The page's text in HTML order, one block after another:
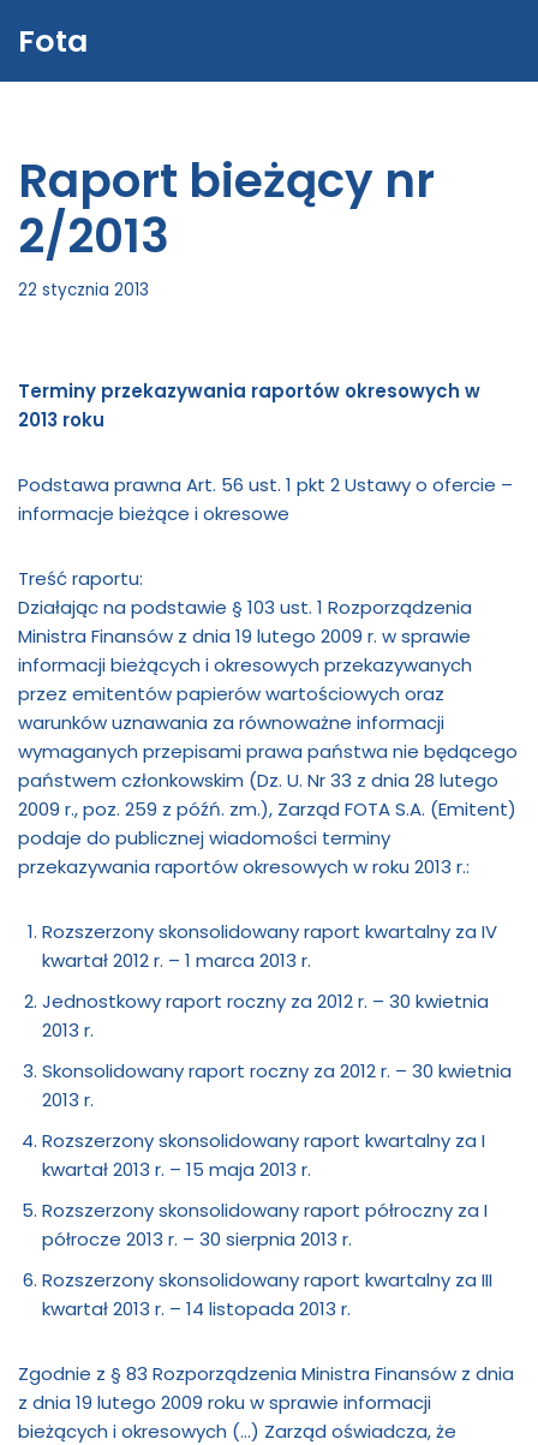
Fota
Raport bieżący nr
2/2013
22 stycznia 2013
Terminy przekazywania raportów okresowych w
2013 roku
Podstawa prawna Art. 56 ust. 1 pkt 2 Ustawy o ofercie –
informacje bieżące i okresowe
Treść raportu:
Działając na podstawie § 103 ust. 1 Rozporządzenia
Ministra Finansów z dnia 19 lutego 2009 r. w sprawie
informacji bieżących i okresowych przekazywanych
przez emitentów papierów wartościowych oraz
warunków uznawania za równoważne informacji
wymaganych przepisami prawa państwa nie będącego
państwem członkowskim (Dz. U. Nr 33 z dnia 28 lutego
2009 r., poz. 259 z późń. zm.), Zarząd FOTA S.A. (Emitent)
podaje do publicznej wiadomości terminy
przekazywania raportów okresowych w roku 2013 r.:
Rozszerzony skonsolidowany raport kwartalny za IV
kwartał 2012 r. – 1 marca 2013 r.
Jednostkowy raport roczny za 2012 r. – 30 kwietnia
2013 r.
Skonsolidowany raport roczny za 2012 r. – 30 kwietnia
2013 r.
Rozszerzony skonsolidowany raport kwartalny za I
kwartał 2013 r. – 15 maja 2013 r.
Rozszerzony skonsolidowany raport półroczny za I
półrocze 2013 r. – 30 sierpnia 2013 r.
Rozszerzony skonsolidowany raport kwartalny za III
kwartał 2013 r. – 14 listopada 2013 r.
Zgodnie z § 83 Rozporządzenia Ministra Finansów z dnia
z dnia 19 lutego 2009 roku w sprawie informacji
bieżących i okresowych (…) Zarząd oświadcza, że